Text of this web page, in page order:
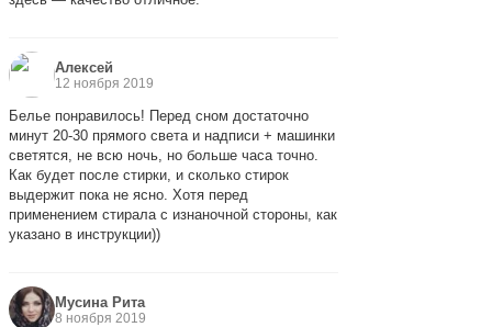
Алексей
12 ноября 2019
Белье понравилось! Перед сном достаточно
минут 20-30 прямого света и надписи + машинки
светятся, не всю ночь, но больше часа точно.
Как будет после стирки, и сколько стирок
выдержит пока не ясно. Хотя перед
применением стирала с изнаночной стороны, как
указано в инструкции))
Мусина Рита
8 ноября 2019